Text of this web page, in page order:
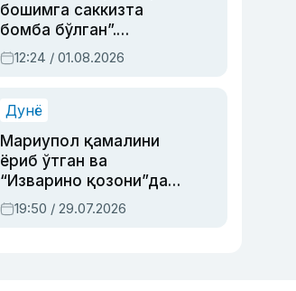
бошимга саккизта
бомба бўлган”.
Абдулла Ориповни
сиёсий айбловлардан
12:24 / 01.08.2026
Дунё
Мариупол қамалини
ёриб ўтган ва
“Изварино қозони”дан
чиққан қаҳрамон —
Украина армияси бош
19:50 / 29.07.2026